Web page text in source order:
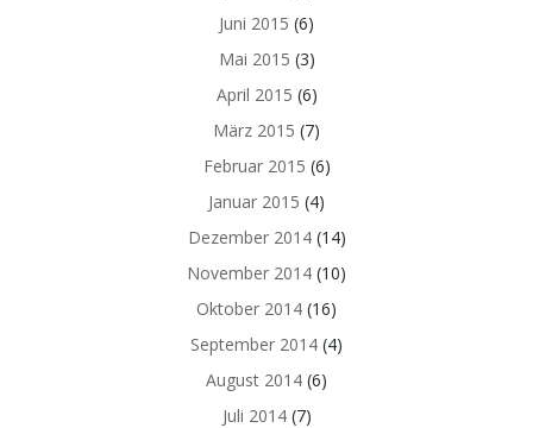
Juni 2015 (6)
Mai 2015 (3)
April 2015 (6)
März 2015 (7)
Februar 2015 (6)
Januar 2015 (4)
Dezember 2014(14)
November 2014 (10)
Oktober 2014 (16)
September 2014 (4)
August 2014 (6)
Juli 2014(7)